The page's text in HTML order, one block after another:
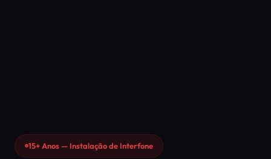
15+ Anos — Instalação de Interfone